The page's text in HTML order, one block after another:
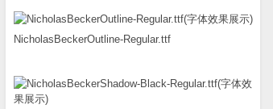
NicholasBeckerOutline-Regular.ttf